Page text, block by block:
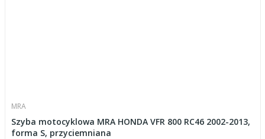
MRA
Szyba motocyklowa MRA HONDA VFR 800 RC46 2002-2013,
forma S, przyciemniana